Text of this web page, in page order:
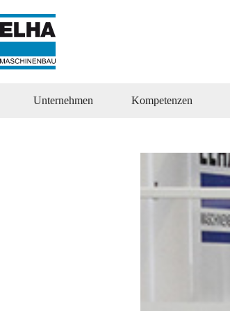
Inhalt
springen
Unternehmen Kompetenzen